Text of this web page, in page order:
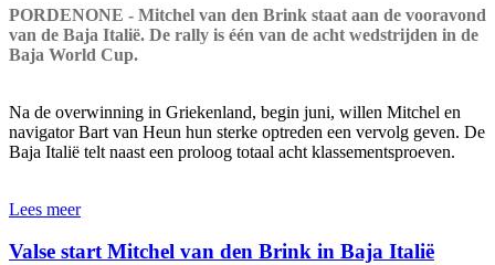
PORDENONE - Mitchel van den Brink staat aan de vooravond
van de Baja Italië. De rally is één van de acht wedstrijden in de
Baja World Cup.
Na de overwinning in Griekenland, begin juni, willen Mitchel en
navigator Bart van Heun hun sterke optreden een vervolg geven. De
Baja Italië telt naast een proloog totaal acht klassementsproeven.
Lees meer
Valse start Mitchel van den Brink in Baja Italië